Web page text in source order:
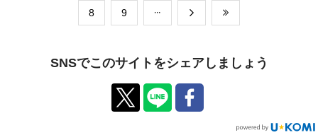
​8 ​9
SNSでこのサイトをシェアしましょう